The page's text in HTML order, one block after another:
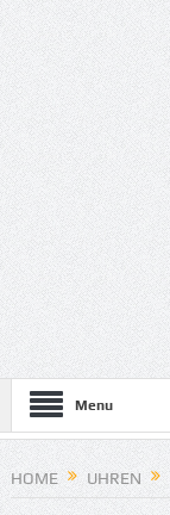
Menu
HOME UHREN